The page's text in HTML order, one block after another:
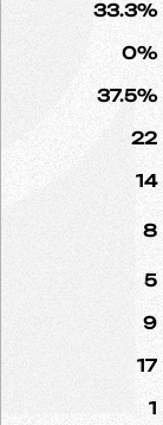
33.3%
0%
37.5%
22
14
8
5
9
17
1